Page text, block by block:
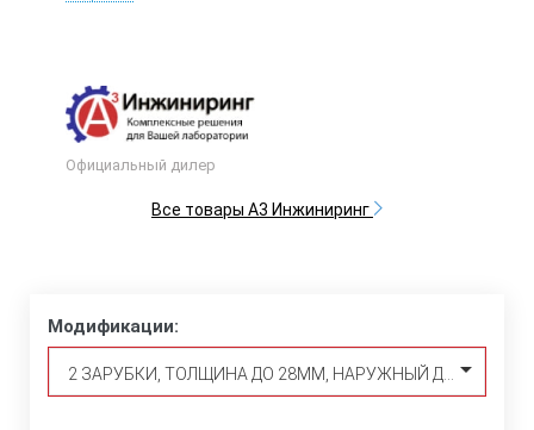
Официальный дилер
Все товары А3 Инжиниринг
Модификации: